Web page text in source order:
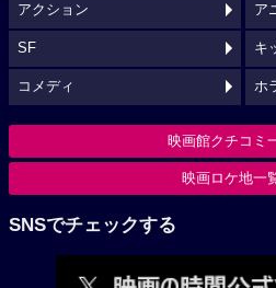
アクション ア
SF キ
コメディ ホ
映画館クチコミ
映画ロケ地一
SNSでチェックする